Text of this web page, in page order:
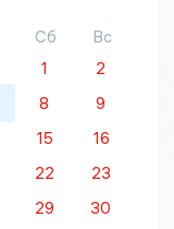
Сб
Вс
1
2
8
9
15
16
22
23
29
30